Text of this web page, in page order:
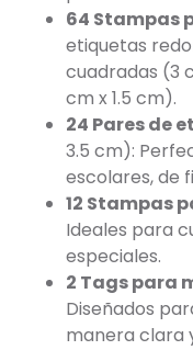
64 Stampas
etiquetas
cuadradas (3
cm x 1.5 cm).
24 Pares de
3.5 cm):
escolares, de
12 Stampas
Ideales para
especiales.
2 Tags para
Diseñados
manera clara